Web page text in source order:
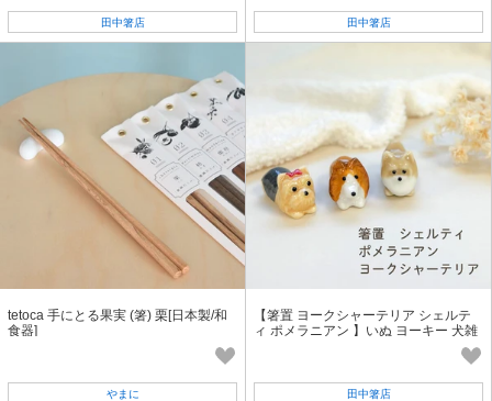
田中箸店 田中箸店
tetoca 手にとる果実 (箸) 栗[日本製/和
食器]
やまに
【箸置 ヨークシャーテリア シェルテ
ィ ポメラニアン 】いぬ ヨーキー 犬雑
田中箸店